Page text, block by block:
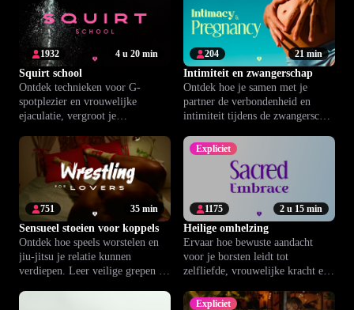
4 u 20 min
1932
Squirt school
Ontdek technieken voor G-
spotplezier en vrouwelijke
ejaculatie, vergroot je
met jezelf en je partner.
21 min
204
Intimiteit en zwangerschap
Ontdek hoe je samen met je
partner de verbondenheid en
intimiteit tijdens de zwangerschap
oefeningen.
35 min
751
Sensueel stoeien voor koppels
Ontdek hoe speels worstelen en
jiu-jitsu je relatie kunnen
verdiepen. Leer veilige grepen en
verbinding.
Expliciet
2 u 15 min
1175
Heilige omhelzing
Ervaar hoe bewuste aandacht
voor je borsten leidt tot
zelfliefde, vrouwelijke kracht en
Expliciet